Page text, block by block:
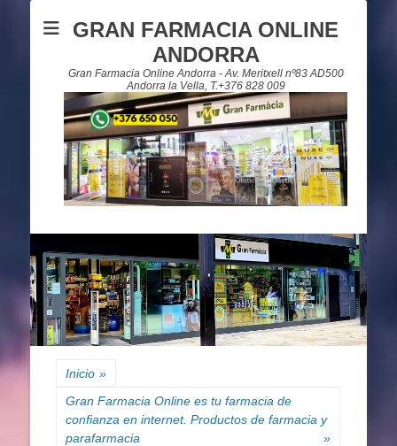
GRAN FARMACIA ONLINE
ANDORRA
Gran Farmacia Online Andorra - Av. Meritxell nº83 AD500
Andorra la Vella, T.+376 828 009
Inicio »
Gran Farmacia Online es tu farmacia de
confianza en internet. Productos de farmacia y
parafarmacia
»